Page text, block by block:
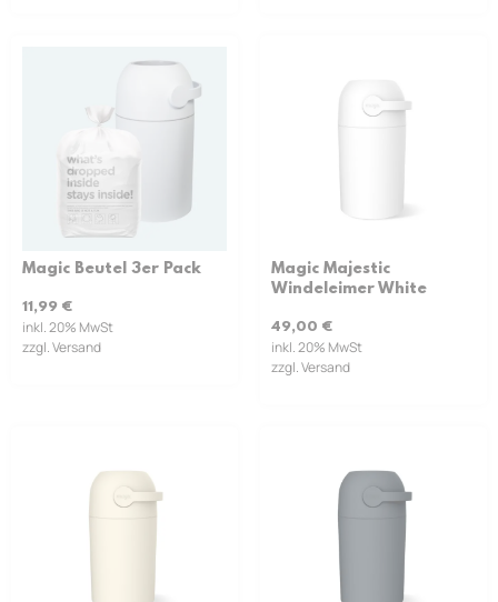
Magic Beutel 3er Pack
11,99 €
inkl. 20% MwSt
zzgl. Versand
Magic Majestic
Windeleimer White
49,00 €
inkl. 20% MwSt
zzgl. Versand